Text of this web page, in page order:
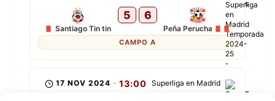
Santiago Tin tin
5 6
Peña Perucha
CAMPO A
Superliga en Madrid
17 NOV 2024 - 13:00